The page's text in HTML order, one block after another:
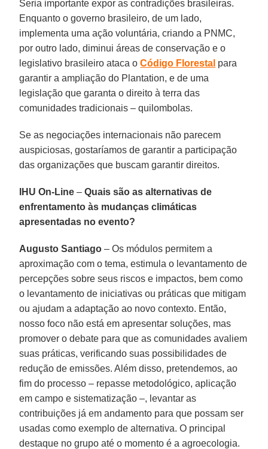
Seria importante expor as contradições brasileiras.
Enquanto o governo brasileiro, de um lado,
implementa uma ação voluntária, criando a PNMC,
por outro lado, diminui áreas de conservação e o
legislativo brasileiro ataca oCódigo Florestal para
garantir a ampliação do Plantation, e de uma
legislação que garanta o direito à terra das
comunidades tradicionais – quilombolas.
Se as negociações internacionais não parecem
auspiciosas, gostaríamos de garantir a participação
das organizações que buscam garantir direitos.
IHU On-Line– Quais são as alternativas de
enfrentamento às mudanças climáticas
apresentadas no evento?
Augusto Santiago– Os módulos permitem a
aproximação com o tema, estimula o levantamento de
percepções sobre seus riscos e impactos, bem como
o levantamento de iniciativas ou práticas que mitigam
ou ajudam a adaptação ao novo contexto. Então,
nosso foco não está em apresentar soluções, mas
promover o debate para que as comunidades avaliem
suas práticas, verificando suas possibilidades de
redução de emissões. Além disso, pretendemos, ao
fim do processo – repasse metodológico, aplicação
em campo e sistematização –, levantar as
contribuições já em andamento para que possam ser
usadas como exemplo de alternativa. O principal
destaque no grupo até o momento é a agroecologia.